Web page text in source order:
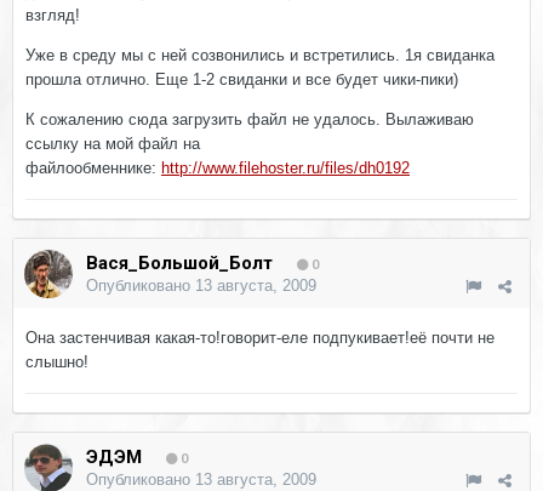
взгляд!
Уже в среду мы с ней созвонились и встретились. 1я свиданка
прошла отлично. Еще 1-2 свиданки и все будет чики-пики)
К сожалению сюда загрузить файл не удалось. Вылаживаю
ссылку на мой файл на
файлообменнике: http://www.filehoster.ru/files/dh0192
Вася_Большой_Болт 0
Опубликовано 13 августа, 2009
Она застенчивая какая-то!говорит-еле подпукивает!её почти не
слышно!
ЭДЭМ 0
Опубликовано 13 августа, 2009